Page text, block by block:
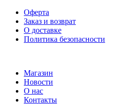
Оферта
Заказ и возврат
О доставке
Политика безопасности
Магазин
Новости
O нас
Контакты